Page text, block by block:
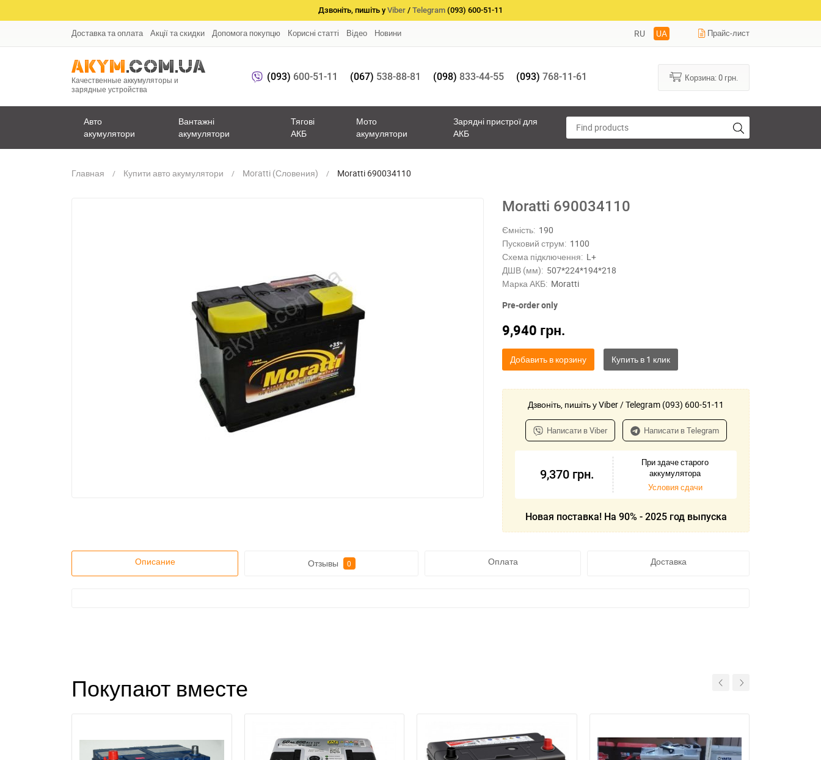
Дзвоніть, пишіть у Viber / Telegram (093) 600-51-11
Доставка та оплата Акції та скидки Допомога покупцю Корисні статті Відео Новини RU UA Прайс-лист
Качественные аккумуляторы и
зарядные устройства
(093) 600-51-11 (067) 538-88-81 (098) 833-44-55 (093) 768-11-61 Корзина:0 грн.
Авто
акумулятори
Вантажні
акумулятори
Тягові
АКБ
Мото
акумулятори
Зарядні пристрої для
АКБ
Главная Купити авто акумулятори Moratti (Словения) Moratti 690034110
Moratti 690034110
Ємність: 190
Пусковий струм: 1100
Схема підключення: L+
ДШВ (мм): 507*224*194*218
Марка АКБ: Moratti
Pre-order only
9,940 грн.
Добавить в корзину
Дзвоніть, пишіть у Viber / Telegram (093) 600-51-11
Написати в Viber Написати в Telegram
9,370 грн.
При здаче старого
аккумулятора
Условия сдачи
Новая поставка! На 90% - 2025 год выпуска
Описание Отзывы 0 Оплата Доставка
Покупают вместе